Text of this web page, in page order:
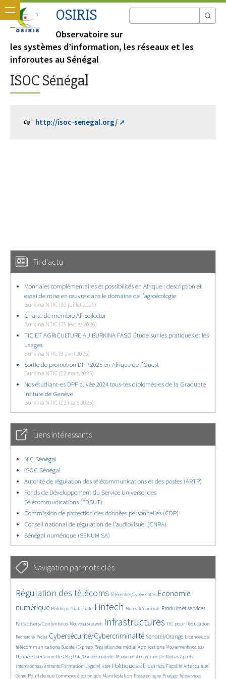
OSIRIS
Observatoire sur
les systèmes d’information, les réseaux et les
inforoutes au Sénégal
ISOC Sénégal
http://isoc-senegal.org/
Fil d'actu
Monnaies complémentaires et possibilités en Afrique : description et
essai de mise en œuvre dans le domaine de l’agroécologie
Burkina NTIC (30 juillet 2026)
Charte de membre Africollector
Burkina NTIC (25 février 2026)
TIC ET AGRICULTURE AU BURKINA FASO Étude sur les pratiques et les
usages
Burkina NTIC (9 avril 2025)
Sortie de promotion DPP 2025 en Afrique de l’Ouest
Burkina NTIC (12 mars 2025)
Nos étudiant-es DPP cuvée 2024 tous-tes diplomés-es de la Graduate
Intitute de Genève
Burkina NTIC (12 mars 2025)
Liens intéressants
NIC Sénégal
ISOC Sénégal
Autorité de régulation des télécommunications et des postes (ARTP)
Fonds de Développement du Service Universel des
Télécommunications (FDSUT)
Commission de protection des données personnelles (CDP)
Conseil national de régulation de l’audiovisuel (CNRA)
Sénégal numérique (SENUM SA)
Navigation par mots clés
4629/5559
Régulation des télécoms
362/5559 Télécentres/Cybercentres
3742/5559
Economie
numérique
1862/5559 Politique nationale
5166/5559 Fintech
676/5559 Noms de domaine
2448/5559 Produits et services
1596/5559
Faits divers/Contentieux Nouveau site web Infrastructures TIC pour l’éducation
Recherche
247/5559Projet
3538/5559 Cybersécurité/Cybercriminalité
2303/5559 Sonatel/Orange
1613/5559
Licences de
télécommunications
299/5559 Sudatel/Expresso
1015/5559 Régulation des médias
1514/5559 Applications
1138/5559 Mouvements sociaux
1664/5559
Données personnelles
146/5559 Big Data/Données ouvertes
622/5559 Mouvement consumériste
366/5559 Médias
721/5559
Appels
internationaux entrants
1749/5559 Formation
94/5559 Logiciel libre
2615/5559 Politiques africaines
1103/5559 Fiscalité
175/5559 Art et culture
647/5559
Genre
1851/5559Point de vue
1052/5559 Commerce électronique
1578/5559 Manifestation
337/5559 Presse en ligne
129/5559 Piratage
210/5559 Téléservices
1225/5559